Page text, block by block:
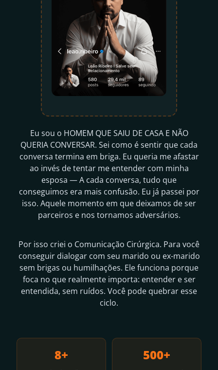
Eu sou o HOMEM QUE SAIU DE CASA E NÃO
QUERIA CONVERSAR. Sei como é sentir que cada
conversa termina em briga. Eu queria me afastar
ao invés de tentar me entender com minha
esposa — A cada conversa, tudo que
conseguimos era mais confusão. Eu já passei por
isso. Aquele momento em que deixamos de ser
parceiros e nos tornamos adversários.
Por isso criei o Comunicação Cirúrgica. Para você
conseguir dialogar com seu marido ou ex-marido
sem brigas ou humilhações. Ele funciona porque
foca no que realmente importa: entender e ser
entendida, sem ruídos. Você pode quebrar esse
ciclo.
8+ 500+